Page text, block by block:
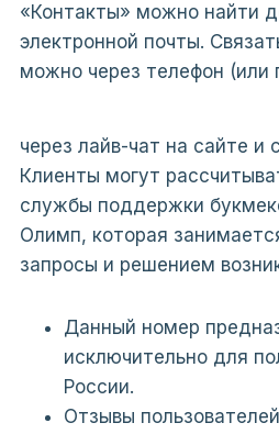
«Контакты» можно найти
электронной почты.
можно через телефон (или
через лайв-чат на сайте и
Клиенты могут
службы поддержки
Олимп, которая
запросы и решением
Данный номер
исключительно для
России.
Отзывы